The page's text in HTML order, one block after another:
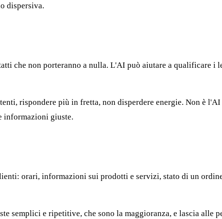
dispersiva.
che non porteranno a nulla. L'AI può aiutare a qualificare i
rispondere più in fretta, non disperdere energie. Non è
informazioni giuste.
orari, informazioni sui prodotti e servizi, stato di un
semplici e ripetitive, che sono la maggioranza, e lascia alle